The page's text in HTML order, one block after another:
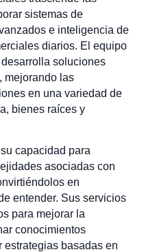
sistemas de
e inteligencia de
diarios. El equipo
soluciones
mejorando las
en una variedad de
bienes raíces y
capacidad para
asociadas con
en
entender. Sus servicios
para mejorar la
conocimientos
estrategias basadas en